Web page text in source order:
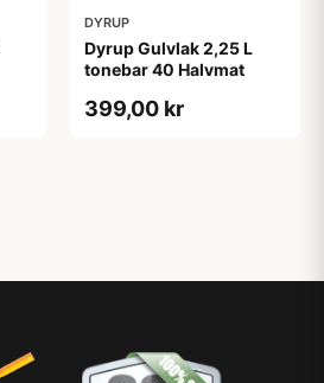
DYRUP
Dyrup Gulvlak 2,25 L
tonebar 40 Halvmat
399,00 kr